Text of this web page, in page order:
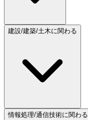
建設/建築/土木に関わる
情報処理/通信技術に関わる